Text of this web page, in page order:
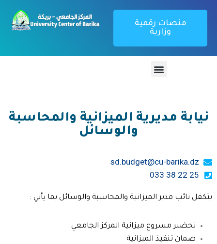
منصات رقمية
وزارية
نيابة مديرية الميزانية والمحاسبة
والوسائل
sd.budget@cu-barika.dz
25 22 38 033
يتكفل نائب مدير الميزانية والمحاسبة والوسائل بما يأتي :
تحضير مشروع ميزانية المركز الجامعي
ضمان تنفيذ الميزانية